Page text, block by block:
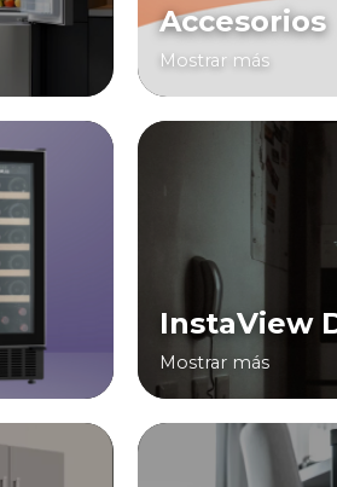
Accesorios
Mostrar más
InstaView
Mostrar más